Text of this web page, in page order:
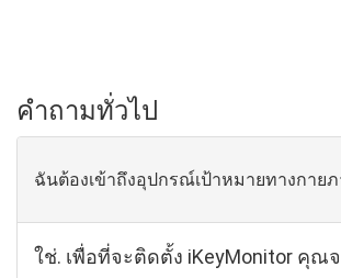
คำถามทั่วไป
ฉันต้องเข้าถึงอุปกรณ์เป้าหมายทางกาย
ใช่. เพื่อที่จะติดตั้ง iKeyMonitor คุณ